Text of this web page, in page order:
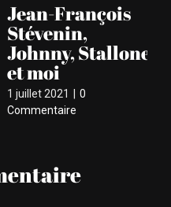
Jean-François
Stévenin,
Johnny, Stallone
et moi
1 juillet 2021 |
Commentaire